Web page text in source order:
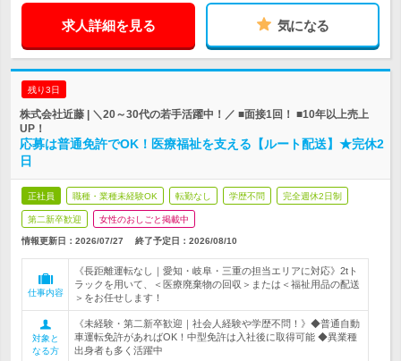
求人詳細を見る 気になる
残り3日
株式会社近藤 | ＼20～30代の若手活躍中！／ ■面接1回！ ■10年以上売上
UP！
応募は普通免許でOK！医療福祉を支える【ルート配送】★完休2
日
正社員 職種・業種未経験OK 転勤なし 学歴不問 完全週休2日制
第二新卒歓迎 女性のおしごと掲載中
情報更新日：2026/07/27 終了予定日： 2026/08/10
仕事内容
《長距離運転なし｜愛知・岐阜・三重の担当エリアに対応》2tト
ラックを用いて、＜医療廃棄物の回収＞または＜福祉用品の配送
＞をお任せします！
対象と
なる方
《未経験・第二新卒歓迎｜社会人経験や学歴不問！》◆普通自動
車運転免許があればOK！中型免許は入社後に取得可能 ◆異業種
出身者も多く活躍中